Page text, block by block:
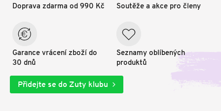
Doprava zdarma od 990 Kč
Garance vrácení zboží do
30 dnů
Soutěže a akce pro členy
Seznamy oblíbených
produktů
Přidejte se do Zuty klubu